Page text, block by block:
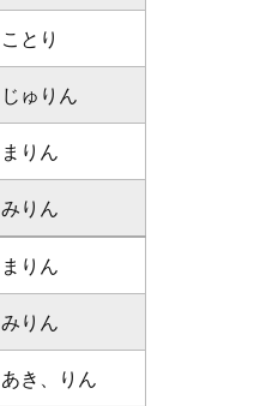
ことり
じゅりん
まりん
みりん
まりん
みりん
あき、りん